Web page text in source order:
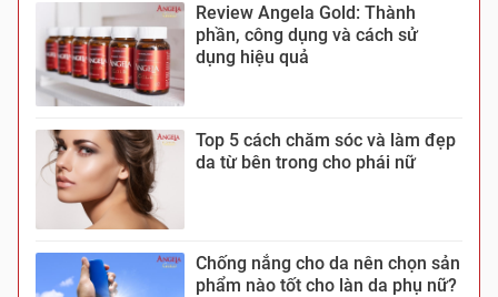
Review Angela Gold: Thành
phần, công dụng và cách sử
dụng hiệu quả
Top 5 cách chăm sóc và làm đẹp
da từ bên trong cho phái nữ
Chống nắng cho da nên chọn sản
phẩm nào tốt cho làn da phụ nữ?